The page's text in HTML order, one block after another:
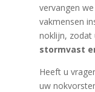
vervangen
vakmensen
noklijn, zodat
stormvast
Heeft u
uw